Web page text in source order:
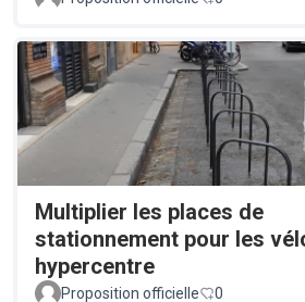
Multiplier les places de
stationnement pour les
hypercentre
Proposition officielle 0